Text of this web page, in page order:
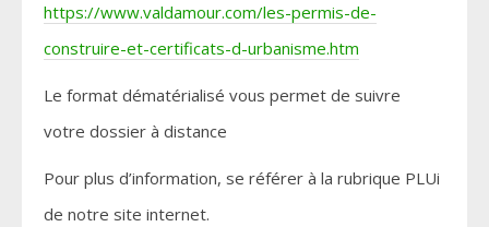
https://www.valdamour.com/les-permis-de-
construire-et-certificats-d-urbanisme.htm
Le format dématérialisé vous permet de suivre
votre dossier à distance
Pour plus d’information, se référer à la rubrique PLUi
de notre site internet.